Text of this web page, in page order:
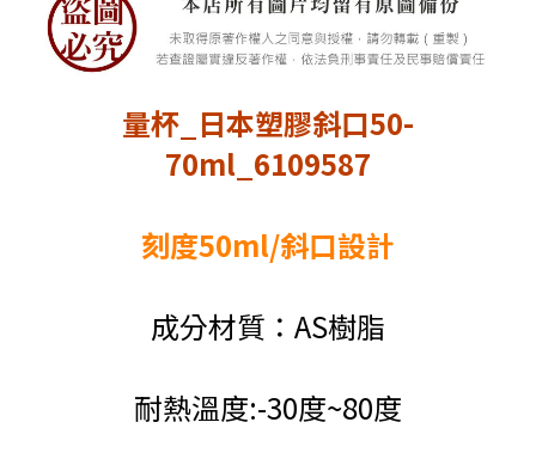
量杯_日本塑膠斜口50-
70ml_6109587
刻度50ml/斜口設計
成分材質：AS樹脂
耐熱溫度:-30度~80度